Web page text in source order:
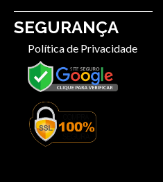
SEGURANÇA
Política de Privacidade